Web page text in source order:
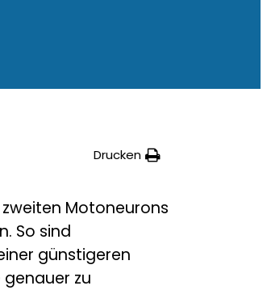
Drucken
Motoneurons
So sind
günstigeren
zu